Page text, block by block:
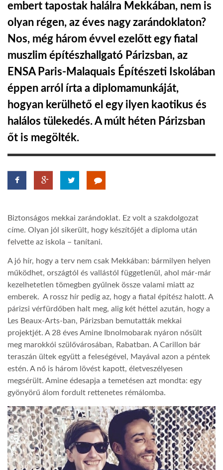
GLOBOTV BP
HÍR3D
TROPICALMAGAZIN
GLOBOTV
AFRIKA TUDÁSTÁR
A NAP SZÉPE
LINKTR.EE
DOBRAVERO.HU
LATIMO.HU
GLOBOBOOK
embert tapostak halálra Mekkában, nem is
olyan régen, az éves nagy zarándoklaton?
Nos, még három évvel ezelőtt egy fiatal
muszlim építészhallgató Párizsban, az
ENSA Paris-Malaquais Építészeti Iskolában
éppen arról írta a diplomamunkáját,
hogyan kerülhető el egy ilyen kaotikus és
halálos tülekedés. A múlt héten Párizsban
őt is megölték.
Biztonságos mekkai zarándoklat. Ez volt a szakdolgozat
címe. Olyan jól sikerült, hogy készítőjét a diploma után
felvette az iskola – tanítani.
A jó hír, hogy a terv nem csak Mekkában: bármilyen helyen
működhet, országtól és vallástól függetlenül, ahol már-már
kezelhetetlen tömegben gyűlnek össze valami miatt az
emberek. A rossz hír pedig az, hogy a fiatal építész halott. A
párizsi vérfürdőben halt meg, alig két héttel azután, hogy a
Les Beaux-Arts-ban, Párizsban bemutatták mekkai
projektjét. A 28 éves Amine Ibnolmobarak nyáron nősült
meg marokkói szülővárosában, Rabatban. A Carillon bár
teraszán ültek együtt a feleségével, Mayával azon a péntek
estén. A nő is három lövést kapott, életveszélyesen
megsérült. Amine édesapja a temetésen azt mondta: egy
gyönyörű álom fordult rettenetes rémálomba.